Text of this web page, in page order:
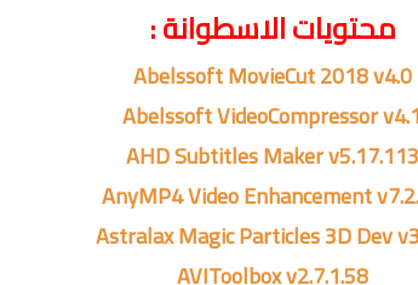
محتويات الاسطوانة :
Abelssoft MovieCut 2018 v4.0
Abelssoft VideoCompressor v4.1
AHD Subtitles Maker v5.17.113
AnyMP4 Video Enhancement
Astralax Magic Particles 3D Dev
AVIToolbox v2.7.1.58